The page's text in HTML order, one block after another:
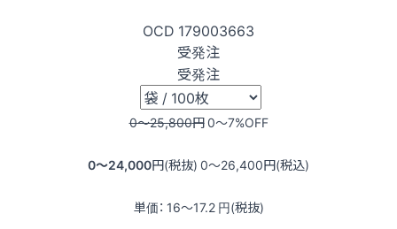
OCD 179003663
受発注
受発注
0〜25,800円0〜7%OFF
0〜24,000円(税抜) 0〜26,400円(税込)
単価： 16〜17.2 円(税抜)